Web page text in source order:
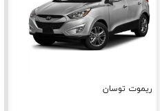
ریموت توسان